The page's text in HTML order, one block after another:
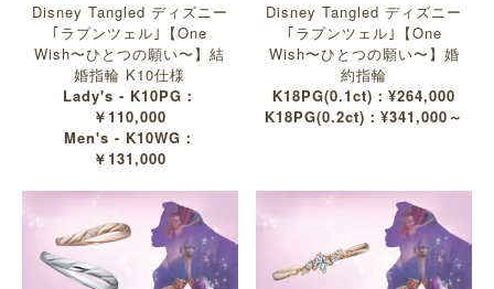
Disney Tangled ディズニー
｢ラプンツェル｣【One
Wish〜ひとつの願い〜】結
婚指輪 K10仕様
Lady's - K10PG：
￥110,000
Men's - K10WG：
￥131,000
Disney Tangled ディズニー
｢ラプンツェル｣【One
Wish〜ひとつの願い〜】婚
約指輪
K18PG(0.1ct)：¥264,000
K18PG(0.2ct)：¥341,000～